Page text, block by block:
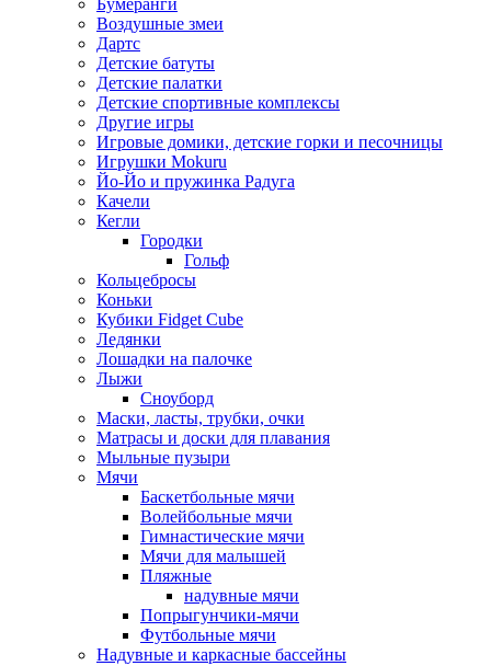
Бумеранги
Воздушные змеи
Дартс
Детские батуты
Детские палатки
Детские спортивные комплексы
Другие игры
Игровые домики, детские горки и песочницы
Игрушки Mokuru
Йо-Йо и пружинка Радуга
Качели
Кегли
Городки
Гольф
Кольцебросы
Коньки
Кубики Fidget Cube
Ледянки
Лошадки на палочке
Лыжи
Сноуборд
Маски, ласты, трубки, очки
Матрасы и доски для плавания
Мыльные пузыри
Мячи
Баскетбольные мячи
Волейбольные мячи
Гимнастические мячи
Мячи для малышей
Пляжные
надувные мячи
Попрыгунчики-мячи
Футбольные мячи
Надувные и каркасные бассейны